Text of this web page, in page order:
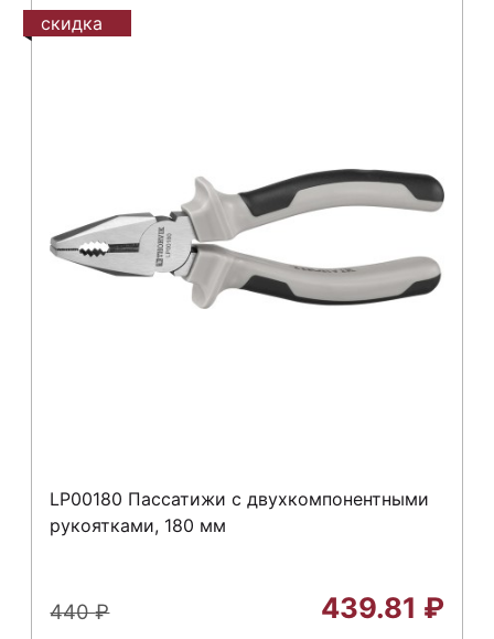
скидка
LP00180 Пассатижи с двухкомпонентными
рукоятками, 180 мм
440₽ 439.81 ₽